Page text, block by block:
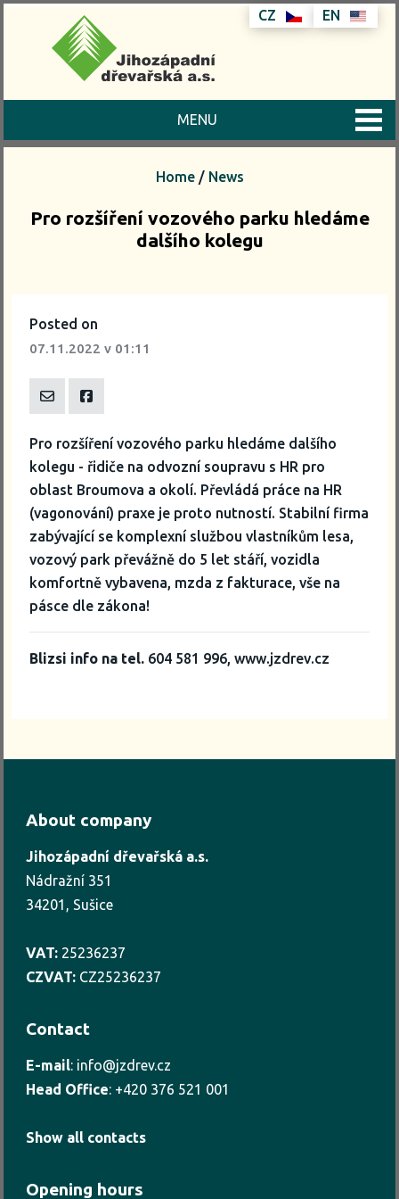
CZ EN
MENU
Home/ News
Pro rozšíření vozového parku hledáme
dalšího kolegu
Posted on
07.11.2022 v 01:11
Pro rozšíření vozového parku hledáme dalšího
kolegu - řidiče na odvozní soupravu s HR pro
oblast Broumova a okolí. Převládá práce na HR
(vagonování) praxe je proto nutností. Stabilní firma
zabývající se komplexní službou vlastníkům lesa,
vozový park převážně do 5 let stáří, vozidla
komfortně vybavena, mzda z fakturace, vše na
pásce dle zákona!
Blizsi info na tel. 604 581 996, www.jzdrev.cz
About company
Jihozápadní dřevařská a.s.
Nádražní 351
34201, Sušice
VAT: 25236237
CZVAT: CZ25236237
Contact
E-mail: info@jzdrev.cz
Head Office: +420 376 521 001
Show all contacts
Opening hours